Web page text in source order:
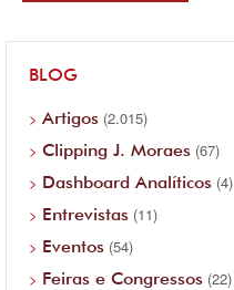
BLOG
Artigos (2.015)
Clipping J. Moraes (67)
Dashboard Analíticos (4)
Entrevistas (11)
Eventos (54)
Feiras e Congressos (22)